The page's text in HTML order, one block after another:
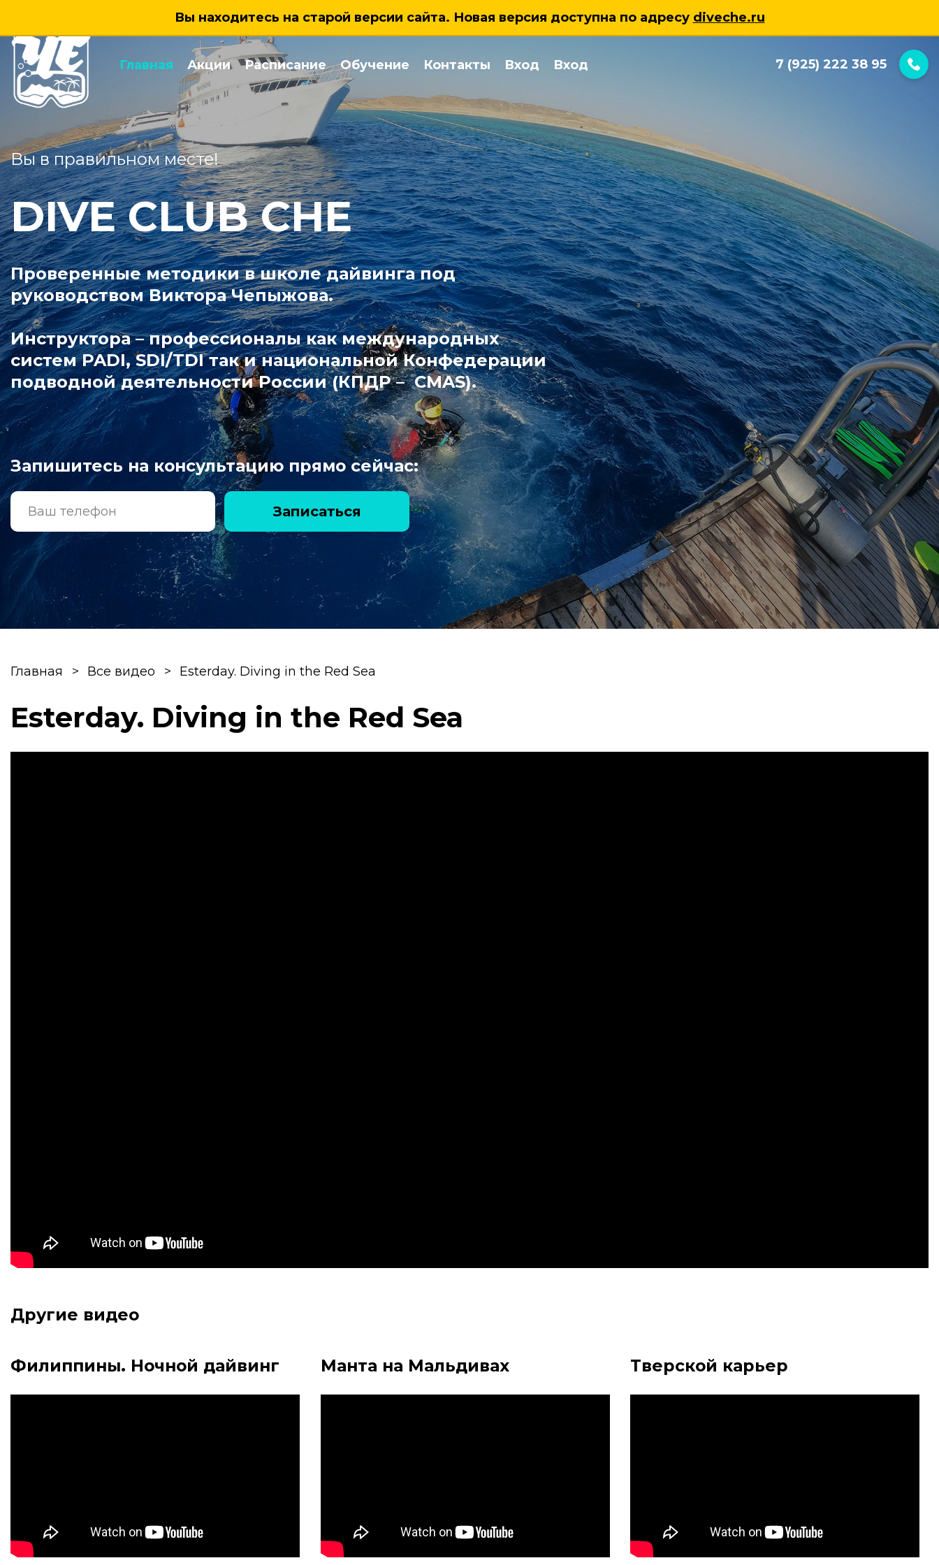
Вы находитесь на старой версии сайта. Новая версия доступна по адресу diveche.ru
Главная Акции Расписание Обучение Контакты Вход Вход 7 (925) 222 38 95
Вы в правильном месте!
DIVE CLUB CHE
Проверенные методики в школе дайвинга под
руководством Виктора Чепыжова.
Инструктора – профессионалы как международных
систем PADI, SDI/TDI так и национальной Конфедерации
подводной деятельности России (КПДР – CMAS).
Запишитесь на консультацию прямо сейчас:
Записаться
Главная Все видео Esterday. Diving in the Red Sea
Esterday. Diving in the Red Sea
Другие видео
Филиппины. Ночной дайвинг Манта на Мальдивах Тверской карьер